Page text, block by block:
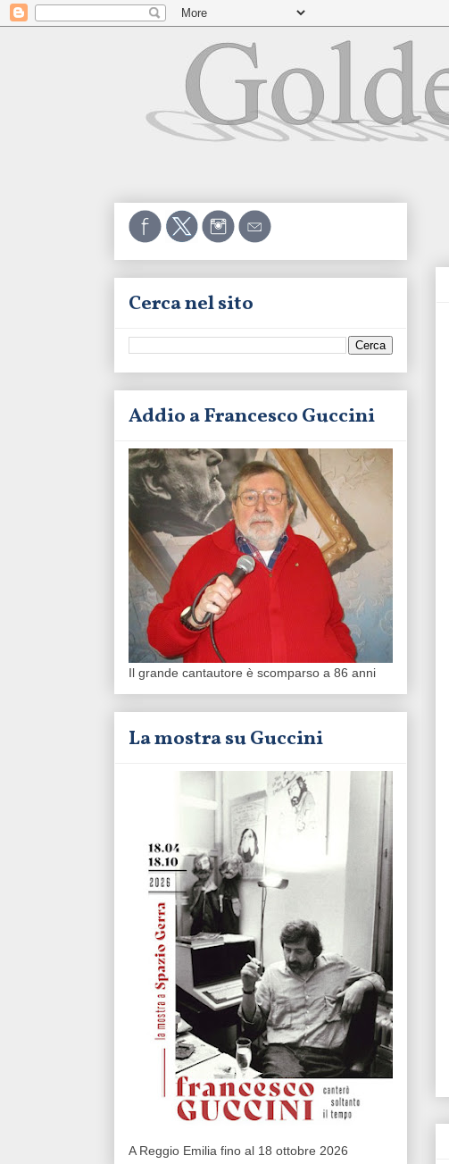
Cerca nel sito
Addio a Francesco Guccini
Il grande cantautore è scomparso a 86 anni
La mostra su Guccini
A Reggio Emilia fino al 18 ottobre 2026